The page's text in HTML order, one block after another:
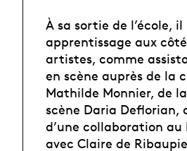
À sa sortie de l’école,
apprentissage aux
artistes, comme
en scène auprès de la
Mathilde Monnier, de
scène Daria Deflorian,
d’une collaboration au
avec Claire de